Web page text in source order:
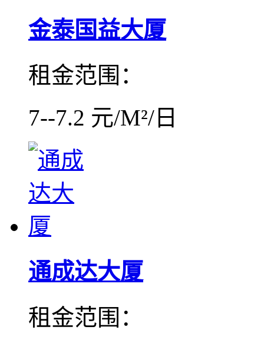
金泰国益大厦
租金范围：
7--7.2 元/M²/日
通成达大厦
租金范围：